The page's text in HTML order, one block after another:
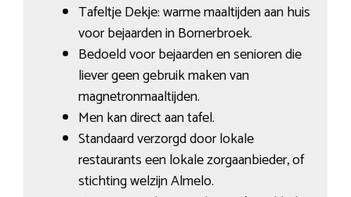
Tafeltje Dekje: warme maaltijden aan huis
voor bejaarden in Bornerbroek.
Bedoeld voor bejaarden en senioren die
liever geen gebruik maken van
magnetronmaaltijden.
Men kan direct aan tafel.
Standaard verzorgd door lokale
restaurants een lokale zorgaanbieder, of
stichting welzijn Almelo.